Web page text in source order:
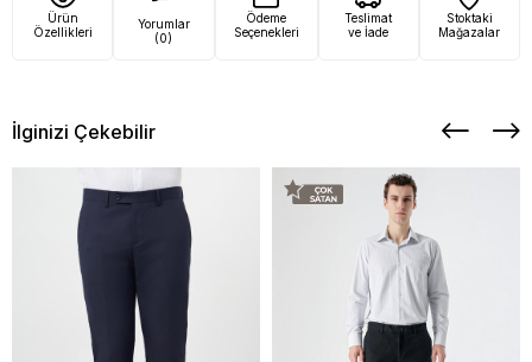
Ürün
Özellikleri
Yorumlar
(0)
Ödeme
Seçenekleri
Teslimat
ve İade
Stoktaki
Mağazalar
İlginizi Çekebilir